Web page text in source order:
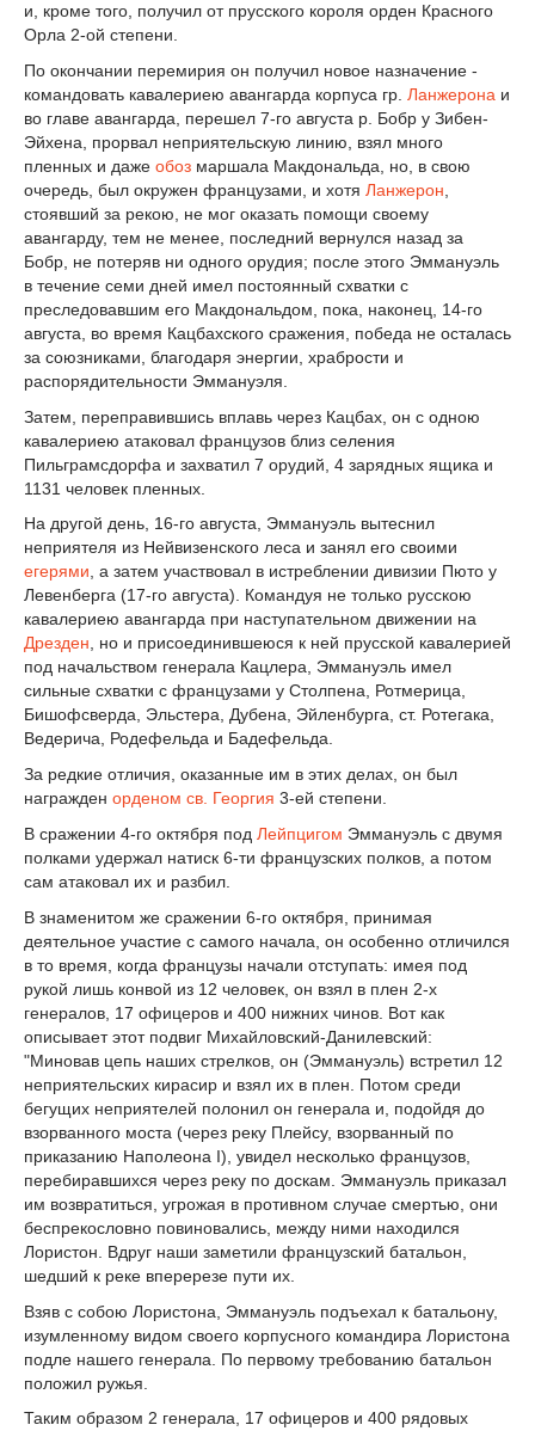
и, кроме того, получил от прусского короля орден Красного
Орла 2-ой степени.
По окончании перемирия он получил новое назначение -
командовать кавалериею авангарда корпуса гр. Ланжерона и
во главе авангарда, перешел 7-го августа р. Бобр у Зибен-
Эйхена, прорвал неприятельскую линию, взял много
пленных и даже обоз маршала Макдональда, но, в свою
очередь, был окружен французами, и хотя Ланжерон
стоявший за рекою, не мог оказать помощи своему
авангарду, тем не менее, последний вернулся назад за
Бобр, не потеряв ни одного орудия; после этого Эммануэль
в течение семи дней имел постоянный схватки с
преследовавшим его Макдональдом, пока, наконец, 14-го
августа, во время Кацбахского сражения, победа не осталась
за союзниками, благодаря энергии, храбрости и
распорядительности Эммануэля.
Затем, переправившись вплавь через Кацбах, он с одною
кавалериею атаковал французов близ селения
Пильграмсдорфа и захватил 7 орудий, 4 зарядных ящика и
1131 человек пленных.
На другой день, 16-го августа, Эммануэль вытеснил
неприятеля из Нейвизенского леса и занял его своими
егерями, а затем участвовал в истреблении дивизии Пюто у
Левенберга (17-го августа). Командуя не только русскою
кавалериею авангарда при наступательном движении на
Дрезден, но и присоединившеюся к ней прусской кавалерией
под начальством генерала Кацлера, Эммануэль имел
сильные схватки с французами у Столпена, Ротмерица,
Бишофсверда, Эльстера, Дубена, Эйленбурга, ст. Ротегака,
Ведерича, Родефельда и Бадефельда.
За редкие отличия, оказанные им в этих делах, он был
награжден орденом св. Георгия 3-ей степени.
В сражении 4-го октября под Лейпцигом Эммануэль с двумя
полками удержал натиск 6-ти французских полков, а потом
сам атаковал их и разбил.
В знаменитом же сражении 6-го октября, принимая
деятельное участие с самого начала, он особенно отличился
в то время, когда французы начали отступать: имея под
рукой лишь конвой из 12 человек, он взял в плен 2-х
генералов, 17 офицеров и 400 нижних чинов. Вот как
описывает этот подвиг Михайловский-Данилевский:
"Миновав цепь наших стрелков, он (Эммануэль) встретил 12
неприятельских кирасир и взял их в плен. Потом среди
бегущих неприятелей полонил он генерала и, подойдя до
взорванного моста (через реку Плейсу, взорванный по
приказанию Наполеона I), увидел несколько французов,
перебиравшихся через реку по доскам. Эммануэль приказал
им возвратиться, угрожая в противном случае смертью, они
беспрекословно повиновались, между ними находился
Лористон. Вдруг наши заметили французский батальон,
шедший к реке вперерезе пути их.
Взяв с собою Лористона, Эммануэль подъехал к батальону,
изумленному видом своего корпусного командира Лористона
подле нашего генерала. По первому требованию батальон
положил ружья.
Таким образом 2 генерала, 17 офицеров и 400 рядовых